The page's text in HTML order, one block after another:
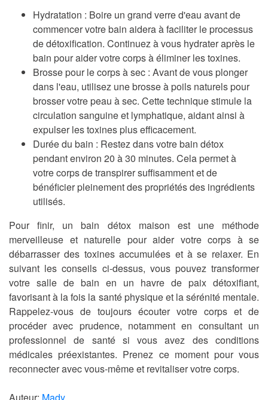
Hydratation : Boire un grand verre d'eau avant de
commencer votre bain aidera à faciliter le processus
de détoxification. Continuez à vous hydrater après le
bain pour aider votre corps à éliminer les toxines.
Brosse pour le corps à sec : Avant de vous plonger
dans l'eau, utilisez une brosse à poils naturels pour
brosser votre peau à sec. Cette technique stimule la
circulation sanguine et lymphatique, aidant ainsi à
expulser les toxines plus efficacement.
Durée du bain : Restez dans votre bain détox
pendant environ 20 à 30 minutes. Cela permet à
votre corps de transpirer suffisamment et de
bénéficier pleinement des propriétés des ingrédients
utilisés.
Pour finir, un bain détox maison est une méthode
merveilleuse et naturelle pour aider votre corps à se
débarrasser des toxines accumulées et à se relaxer. En
suivant les conseils ci-dessus, vous pouvez transformer
votre salle de bain en un havre de paix détoxifiant,
favorisant à la fois la santé physique et la sérénité mentale.
Rappelez-vous de toujours écouter votre corps et de
procéder avec prudence, notamment en consultant un
professionnel de santé si vous avez des conditions
médicales préexistantes. Prenez ce moment pour vous
reconnecter avec vous-même et revitaliser votre corps.